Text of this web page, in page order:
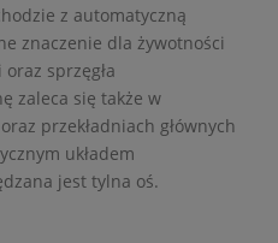
z automatyczną
znaczenie dla żywotności
sprzęgła
zaleca się także w
przekładniach głównych
układem
jest tylna oś.